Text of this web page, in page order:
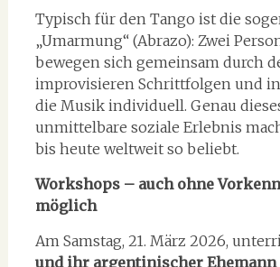
Typisch für den Tango ist die
„Umarmung“ (Abrazo): Zwei
bewegen sich gemeinsam durch
improvisieren Schrittfolgen und
die Musik individuell. Genau
unmittelbare soziale Erlebnis
bis heute weltweit so beliebt.
Workshops – auch ohne
möglich
Am Samstag, 21. März 2026,
und ihr argentinischer Ehemann